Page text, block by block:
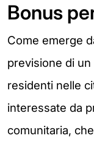
Bonus
Come emerge
previsione di
residenti nelle
interessate da
comunitaria,